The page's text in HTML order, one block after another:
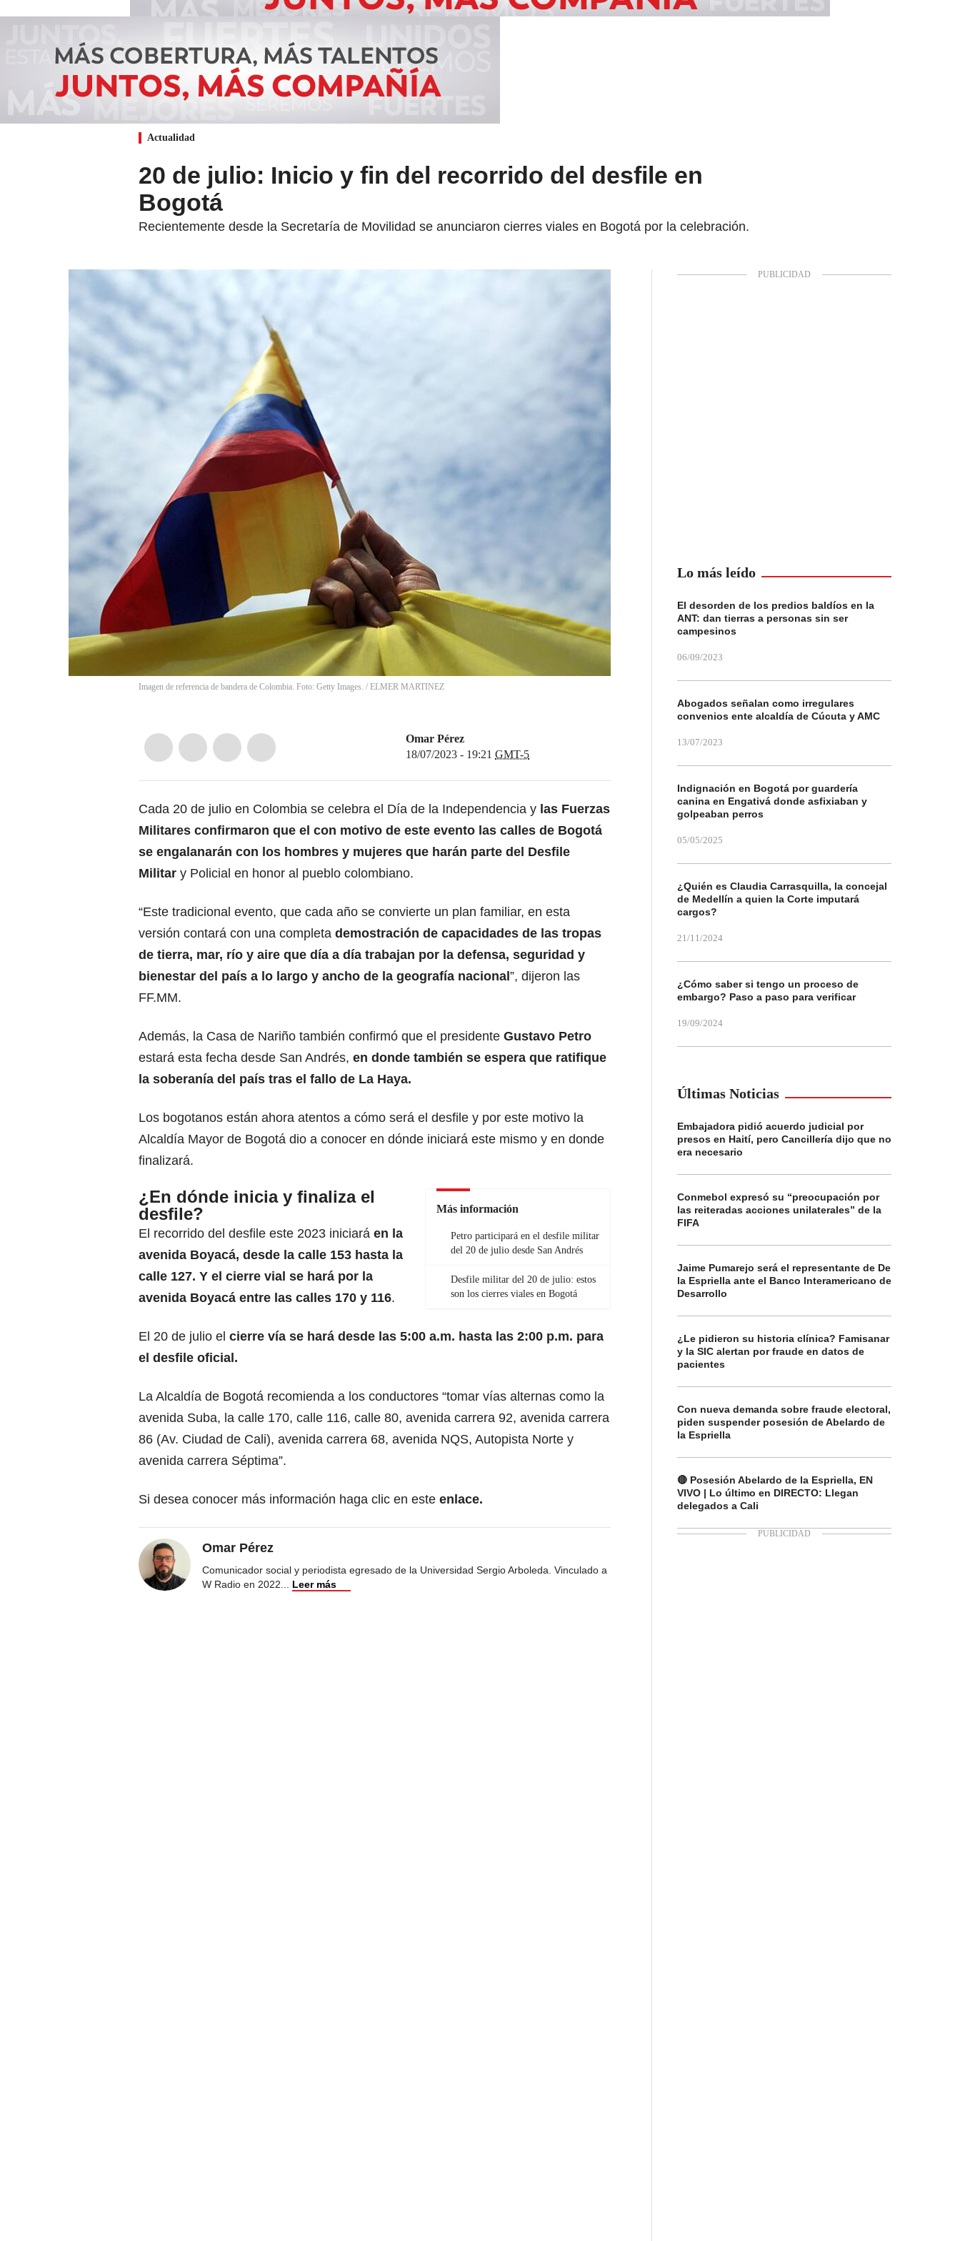
Actualidad
20 de julio: Inicio y fin del recorrido del desfile en
Bogotá
Recientemente desde la Secretaría de Movilidad se anunciaron cierres viales en Bogotá por la celebración.
Imagen de referencia de bandera de Colombia. Foto: Getty Images. / ELMER MARTINEZ
Omar Pérez
18/07/2023 - 19:21 GMT-5
Cada 20 de julio en Colombia se celebra el Día de la Independencia y las Fuerzas
Militares confirmaron que el con motivo de este evento las calles de Bogotá
se engalanarán con los hombres y mujeres que harán parte del Desfile
Militar y Policial en honor al pueblo colombiano.
“Este tradicional evento, que cada año se convierte un plan familiar, en esta
versión contará con una completa demostración de capacidades de las tropas
de tierra, mar, río y aire que día a día trabajan por la defensa, seguridad y
bienestar del país a lo largo y ancho de la geografía nacional ”, dijeron las
FF.MM.
Además, la Casa de Nariño también confirmó que el presidente Gustavo Petro
estará esta fecha desde San Andrés, en donde también se espera que ratifique
la soberanía del país tras el fallo de La Haya.
Los bogotanos están ahora atentos a cómo será el desfile y por este motivo la
Alcaldía Mayor de Bogotá dio a conocer en dónde iniciará este mismo y en donde
finalizará.
Más información
Petro participará en el desfile militar
del 20 de julio desde San Andrés
Desfile militar del 20 de julio: estos
son los cierres viales en Bogotá
¿En dónde inicia y finaliza el
desfile?
El recorrido del desfile este 2023 iniciará en la
avenida Boyacá, desde la calle 153 hasta la
calle 127. Y el cierre vial se hará por la
avenida Boyacá entre las calles 170 y 116.
El 20 de julio el cierre vía se hará desde las 5:00 a.m. hasta las 2:00 p.m. para
el desfile oficial.
La Alcaldía de Bogotá recomienda a los conductores “tomar vías alternas como la
avenida Suba, la calle 170, calle 116, calle 80, avenida carrera 92, avenida carrera
86 (Av. Ciudad de Cali), avenida carrera 68, avenida NQS, Autopista Norte y
avenida carrera Séptima”.
Si desea conocer más información haga clic en este enlace.
Omar Pérez
Comunicador social y periodista egresado de la Universidad Sergio Arboleda. Vinculado a
W Radio en 2022... Leer más
Lo más leído
El desorden de los predios baldíos en la
ANT: dan tierras a personas sin ser
campesinos
06/09/2023
Abogados señalan como irregulares
convenios ente alcaldía de Cúcuta y AMC
13/07/2023
Indignación en Bogotá por guardería
canina en Engativá donde asfixiaban y
golpeaban perros
05/05/2025
¿Quién es Claudia Carrasquilla, la concejal
de Medellín a quien la Corte imputará
cargos?
21/11/2024
¿Cómo saber si tengo un proceso de
embargo? Paso a paso para verificar
19/09/2024
Últimas Noticias
Embajadora pidió acuerdo judicial por
presos en Haití, pero Cancillería dijo que no
era necesario
Conmebol expresó su “preocupación por
las reiteradas acciones unilaterales” de la
FIFA
Jaime Pumarejo será el representante de De
la Espriella ante el Banco Interamericano de
Desarrollo
¿Le pidieron su historia clínica? Famisanar
y la SIC alertan por fraude en datos de
pacientes
Con nueva demanda sobre fraude electoral,
piden suspender posesión de Abelardo de
la Espriella
🔴 Posesión Abelardo de la Espriella, EN
VIVO | Lo último en DIRECTO: Llegan
delegados a Cali